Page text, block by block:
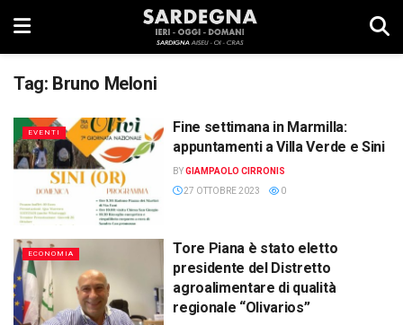
Tag: Bruno Meloni
EVENTI
Fine settimana in Marmilla:
appuntamenti a Villa Verde e Sini
BYGIAMPAOLO CIRRONIS
27 OTTOBRE 2023
0
ECONOMIA
Tore Piana è stato eletto
presidente del Distretto
agroalimentare di qualità
regionale “Olivarios”